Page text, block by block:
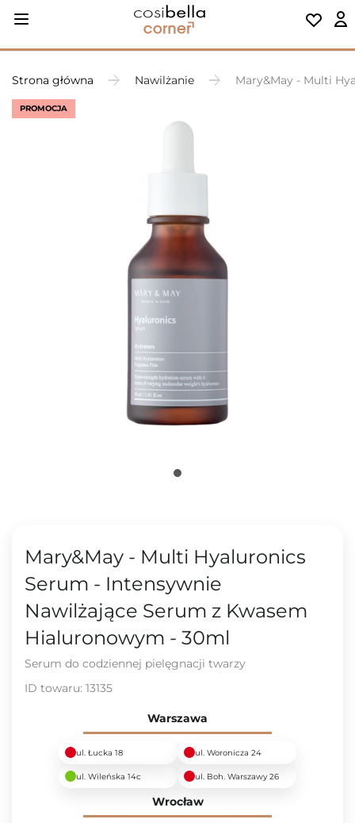
Strona główna Nawilżanie Mary&May - Multi
PROMOCJA
Mary&May - Multi Hyaluronics
Serum - Intensywnie
Nawilżające Serum z Kwasem
Hialuronowym - 30ml
Serum do codziennej pielęgnacji twarzy
ID towaru: 13135
Warszawa
ul. Łucka 18 ul. Woronicza 24
ul. Wileńska 14c ul. Boh. Warszawy 26
Wrocław